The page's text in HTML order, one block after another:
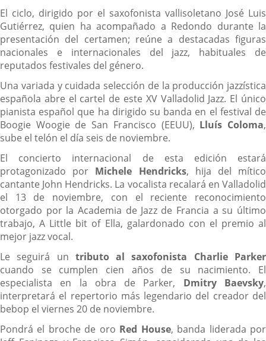
El ciclo, dirigido por el saxofonista vallisoletano José Luis
Gutiérrez, quien ha acompañado a Redondo durante la
presentación del certamen; reúne a destacadas figuras
nacionales e internacionales del jazz, habituales de
reputados festivales del género.
Una variada y cuidada selección de la producción jazzística
española abre el cartel de este XV Valladolid Jazz. El único
pianista español que ha dirigido su banda en el festival de
Boogie Woogie de San Francisco (EEUU), Lluís Coloma,
sube el telón el día seis de noviembre.
El concierto internacional de esta edición estará
protagonizado por Michele Hendricks, hija del mítico
cantante John Hendricks. La vocalista recalará en Valladolid
el 13 de noviembre, con el reciente reconocimiento
otorgado por la Academia de Jazz de Francia a su último
trabajo, A Little bit of Ella, galardonado con el premio al
mejor jazz vocal.
Le seguirá un tributo al saxofonista Charlie Parker
cuando se cumplen cien años de su nacimiento. El
especialista en la obra de Parker, Dmitry Baevsky,
interpretará el repertorio más legendario del creador del
bebop el viernes 20 de noviembre.
Pondrá el broche de oro Red House, banda liderada por